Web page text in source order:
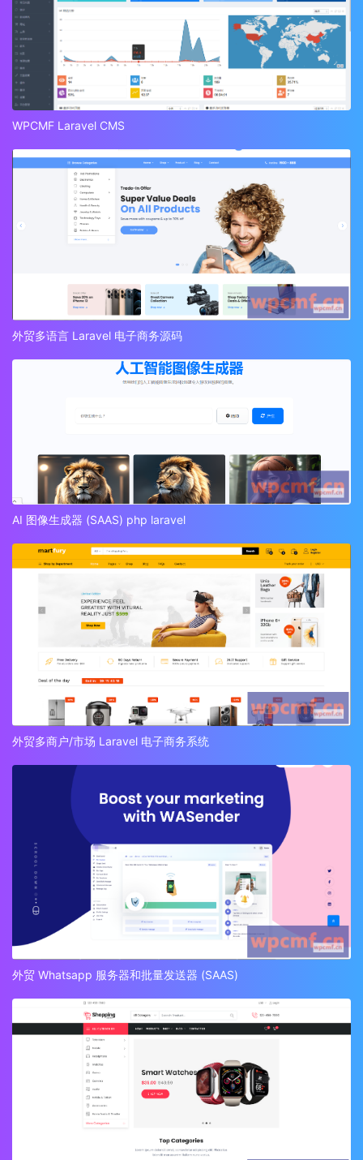
WPCMF Laravel CMS
外贸多语言 Laravel 电子商务源码
AI 图像生成器 (SAAS) php laravel
外贸多商户/市场 Laravel 电子商务系统
外贸 Whatsapp 服务器和批量发送器 (SAAS)